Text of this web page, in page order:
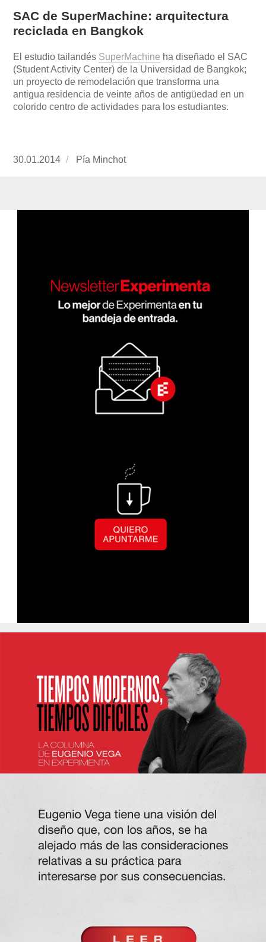
SAC de SuperMachine: arquitectura
reciclada en Bangkok
El estudio tailandés SuperMachine ha diseñado el SAC
(Student Activity Center) de la Universidad de Bangkok;
un proyecto de remodelación que transforma una
antigua residencia de veinte años de antigüedad en un
colorido centro de actividades para los estudiantes.
Publicado
30.01.2014 https://www.experimenta.es/author/pia/
Pía Minchot